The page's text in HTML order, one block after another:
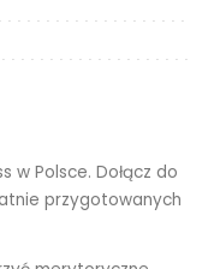
w Polsce. Dołącz do
przygotowanych